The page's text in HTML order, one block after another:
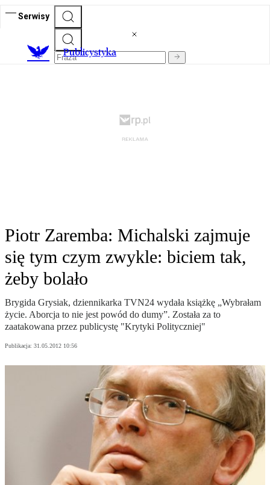
Serwisy
Publicystyka
Piotr Zaremba: Michalski zajmuje
się tym czym zwykle: biciem tak,
żeby bolało
Brygida Grysiak, dziennikarka TVN24 wydała książkę „Wybrałam
życie. Aborcja to nie jest powód do dumy”. Została za to
zaatakowana przez publicystę "Krytyki Polityczniej"
Publikacja: 31.05.2012 10:56